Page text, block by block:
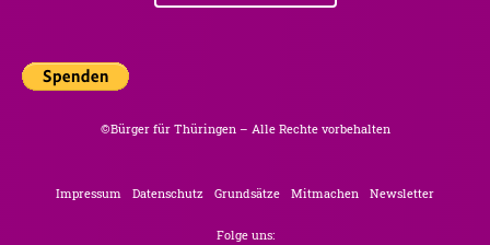
©Bürger für Thüringen – Alle Rechte vorbehalten
Impressum Datenschutz Grundsätze Mitmachen Newsletter
Folge uns: